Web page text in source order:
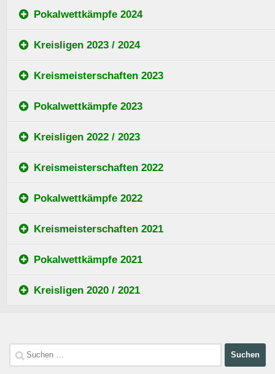
Pokalwettkämpfe 2024
Kreisligen 2023 / 2024
Kreismeisterschaften 2023
Pokalwettkämpfe 2023
Kreisligen 2022 / 2023
Kreismeisterschaften 2022
Pokalwettkämpfe 2022
Kreismeisterschaften 2021
Pokalwettkämpfe 2021
Kreisligen 2020 / 2021
Suchen
nach: